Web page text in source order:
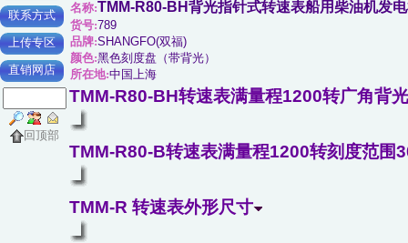
联系方式
上传专区
直销网店
回顶部
名称:TMM-R80-BH背光指针式转速表船用柴油机发
货号:789
品牌:SHANGFO(双福)
颜色:黑色刻度盘（带背光）
所在地:中国上海
TMM-R80-BH转速表满量程1200转广角背
TMM-R80-B转速表满量程1200转刻度范围
TMM-R 转速表外形尺寸